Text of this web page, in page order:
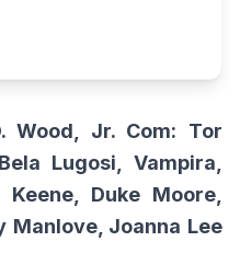
Wood, Jr. Com: Tor
Lugosi, Vampira,
Duke Moore,
Manlove, Joanna Lee